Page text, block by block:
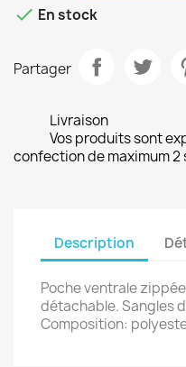
 En stock
Partager
Livraison
Vos produits sont
confection de maximum 2
Description
Poche ventrale
détachable. Sangles
Composition: